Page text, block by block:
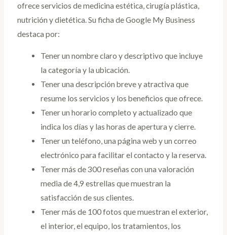
ofrece servicios de medicina estética, cirugía plástica,
nutrición y dietética. Su ficha de Google My Business
destaca por:
Tener un nombre claro y descriptivo que incluye
la categoría y la ubicación.
Tener una descripción breve y atractiva que
resume los servicios y los beneficios que ofrece.
Tener un horario completo y actualizado que
indica los días y las horas de apertura y cierre.
Tener un teléfono, una página web y un correo
electrónico para facilitar el contacto y la reserva.
Tener más de 300 reseñas con una valoración
media de 4,9 estrellas que muestran la
satisfacción de sus clientes.
Tener más de 100 fotos que muestran el exterior,
el interior, el equipo, los tratamientos, los